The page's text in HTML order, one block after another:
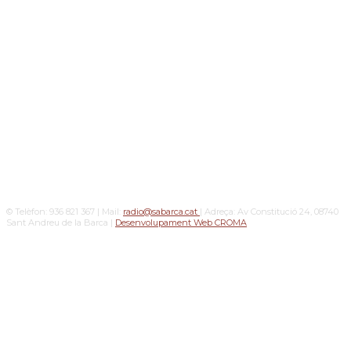
© Telèfon: 936 821 367 | Mail: radio@sabarca.cat | Adreça: Av Constitució 24, 08740
Sant Andreu de la Barca | Desenvolupament Web CROMA